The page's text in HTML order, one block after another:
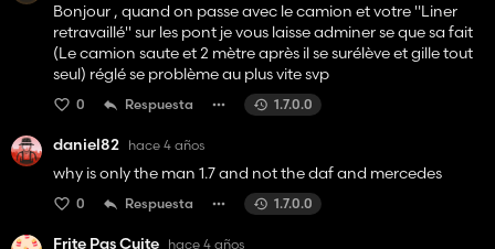
Bonjour , quand on passe avec le camion et votre "Liner
retravaillé" sur les pont je vous laisse adminer se que sa fait
(Le camion saute et 2 mètre après il se surélève et gille tout
seul) réglé se problème au plus vite svp
0 Respuesta 1.7.0.0
daniel82 hace 4 años
why is only the man 1.7 and not the daf and mercedes
0 Respuesta 1.7.0.0
Frite Pas Cuite hace 4 años